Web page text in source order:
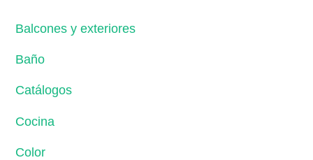
Balcones y exteriores
Baño
Catálogos
Cocina
Color